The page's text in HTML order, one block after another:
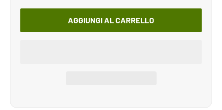
AGGIUNGI AL CARRELLO